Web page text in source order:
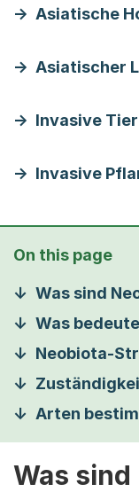
Asiatische
Asiatischer
Invasive
Invasive
On this page
Was sind
Was
Neobiota-
Arten
Was sind